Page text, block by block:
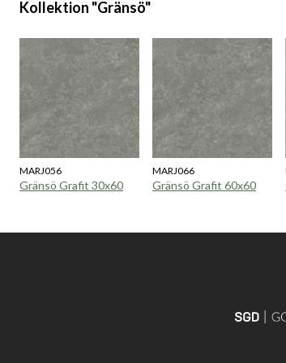
Kollektion "Gränsö"
MARJ056
Gränsö Grafit 30x60
MARJ066
Gränsö Grafit 60x60